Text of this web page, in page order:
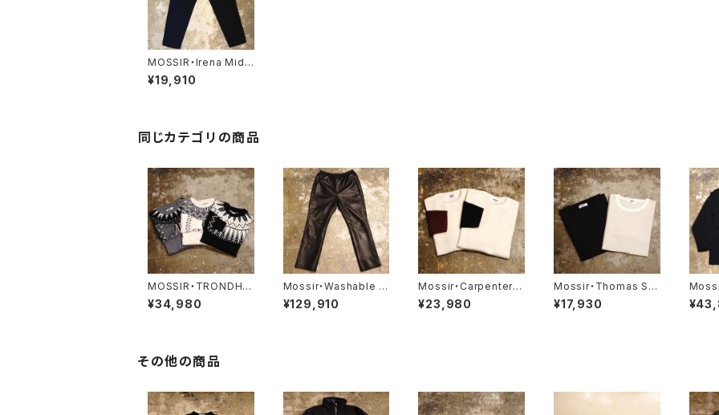
MOSSIR・Irena Midd
le【MOPT007】
¥19,910
同じカテゴリの商品
MOSSIR・TRONDHEI
M【MOKN001】
¥34,980
Mossir・Washable L
eather Pants ‘‘LAL
K’’【MOPT022】
¥129,910
Mossir・Carpenter・
【MOKN004】
¥23,980
Mossir・Thomas Su
pplex・【MOST011】
¥17,930
【
その他の商品